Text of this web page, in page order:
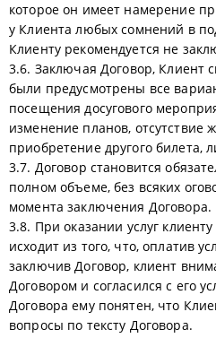
которое он имеет намерение
у Клиента любых сомнений в
Клиенту рекомендуется не
3.6. Заключая Договор, Клиент
были предусмотрены все
посещения досугового
изменение планов, отсутствие
приобретение другого билета,
3.7. Договор становится
полном объеме, без всяких
момента заключения Договора.
3.8. При оказании услуг
исходит из того, что, оплатив
заключив Договор, клиент
Договором и согласился с его
Договора ему понятен, что
вопросы по тексту Договора.